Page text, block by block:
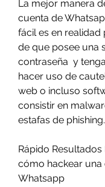
La mejor manera
cuenta de
fácil es en realidad
de que posee una
contraseña  y
hacer uso de
web o incluso
consistir en
estafas de phishing.
Rápido
cómo hackear una
Whatsapp